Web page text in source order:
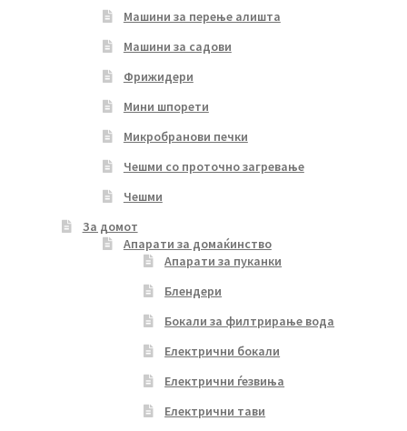
Машини за перење алишта
Машини за садови
Фрижидери
Мини шпорети
Микробранови печки
Чешми со проточно загревање
Чешми
За домот
Апарати за домаќинство
Апарати за пуканки
Блендери
Бокали за филтрирање вода
Електрични бокали
Електрични ѓезвиња
Електрични тави